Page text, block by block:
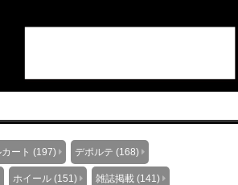
カート (197) デポルテ (168)
ホイール (151) 雑誌掲載 (141)